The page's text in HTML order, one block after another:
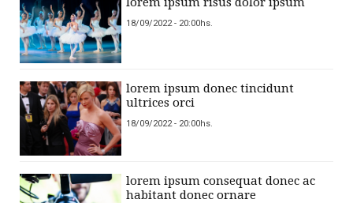
18/09/2022 - 20:00hs.
lorem ipsum donec tincidunt
ultrices orci
18/09/2022 - 20:00hs.
lorem ipsum consequat donec ac
habitant donec ornare